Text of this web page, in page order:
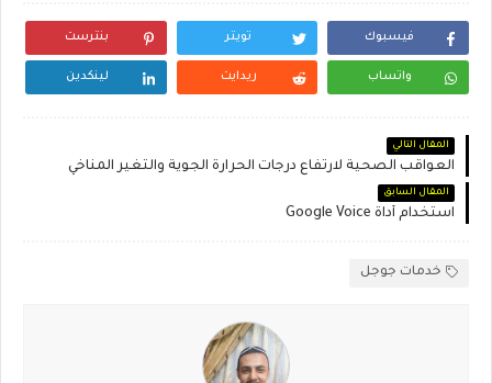
فيسبوك تويتر بنترست
واتساب ريدايت لينكدين
المقال التالي
العواقب الصحية لارتفاع درجات الحرارة الجوية والتغير المناخي
المقال السابق
استخدام أداة Google Voice
خدمات جوجل